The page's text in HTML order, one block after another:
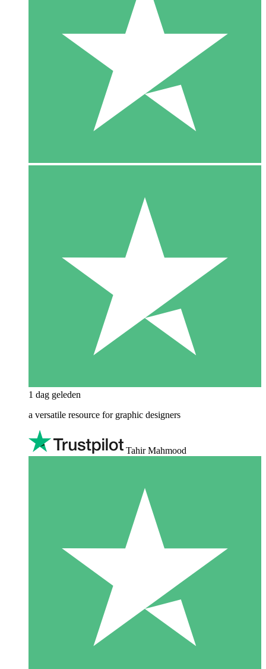
1 dag geleden
a versatile resource for graphic designers
Tahir Mahmood